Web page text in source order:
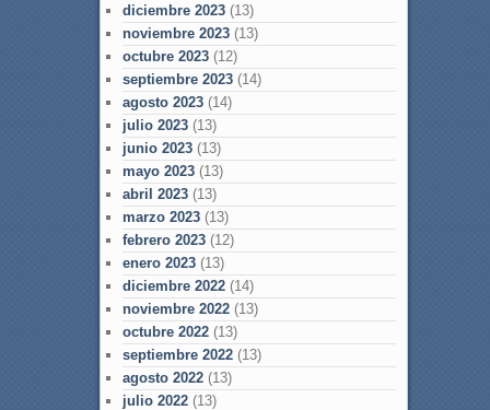
diciembre 2023(13)
noviembre 2023(13)
octubre 2023(12)
septiembre 2023(14)
agosto 2023(14)
julio 2023(13)
junio 2023(13)
mayo 2023(13)
abril 2023(13)
marzo 2023(13)
febrero 2023(12)
enero 2023(13)
diciembre 2022(14)
noviembre 2022(13)
octubre 2022(13)
septiembre 2022(13)
agosto 2022(13)
julio 2022(13)